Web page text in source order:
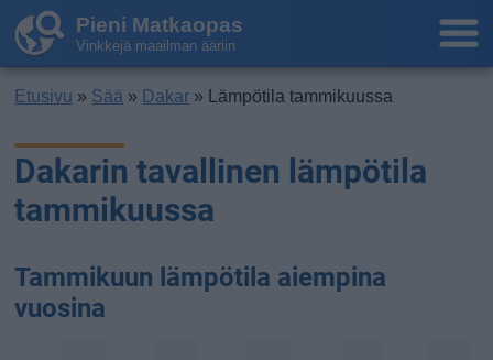
Pieni Matkaopas
Vinkkejä maailman ääriin
Etusivu » Sää » Dakar » Lämpötila tammikuussa
Dakarin tavallinen lämpötila
tammikuussa
Tammikuun lämpötila aiempina
vuosina